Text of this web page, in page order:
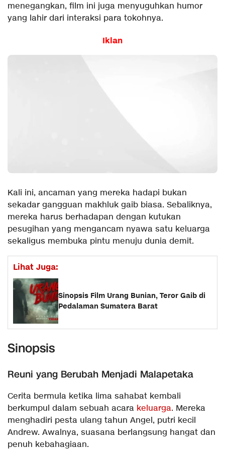
menegangkan, film ini juga menyuguhkan humor
yang lahir dari interaksi para tokohnya.
Iklan
Kali ini, ancaman yang mereka hadapi bukan
sekadar gangguan makhluk gaib biasa. Sebaliknya,
mereka harus berhadapan dengan kutukan
pesugihan yang mengancam nyawa satu keluarga
sekaligus membuka pintu menuju dunia demit.
Lihat Juga:
Sinopsis Film Urang Bunian, Teror Gaib di
Pedalaman Sumatera Barat
Sinopsis
Reuni yang Berubah Menjadi Malapetaka
Cerita bermula ketika lima sahabat kembali
berkumpul dalam sebuah acara keluarga. Mereka
menghadiri pesta ulang tahun Angel, putri kecil
Andrew. Awalnya, suasana berlangsung hangat dan
penuh kebahagiaan.